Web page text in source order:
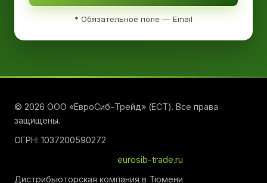
* Обязательное поле — Email
© 2026 ООО «ЕвроСиб-Трейд» (ЕСТ). Все права
защищены.
ОГРН: 1037200590272
eurosib-trade.ru
Дистрибьюторская компания в Тюмени